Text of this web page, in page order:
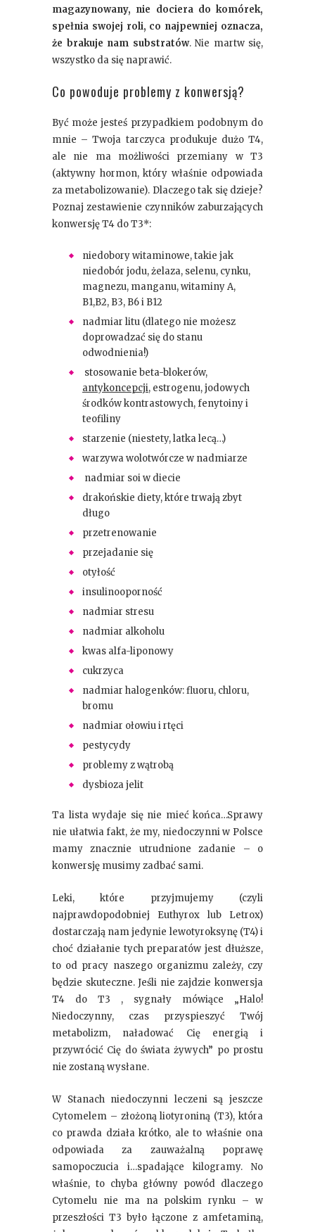
magazynowany, nie dociera do komórek,
spełnia swojej roli, co najpewniej oznacza,
że brakuje nam substratów. Nie martw się,
wszystko da się naprawić.
Co powoduje problemy z konwersją?
Być może jesteś przypadkiem podobnym do
mnie – Twoja tarczyca produkuje dużo T4,
ale nie ma możliwości przemiany w T3
(aktywny hormon, który właśnie odpowiada
za metabolizowanie). Dlaczego tak się dzieje?
Poznaj zestawienie czynników zaburzających
konwersję T4 do T3*:
niedobory witaminowe, takie jak
niedobór jodu, żelaza, selenu, cynku,
magnezu, manganu, witaminy A,
B1,B2, B3, B6 i B12
nadmiar litu (dlatego nie możesz
doprowadzać się do stanu
odwodnienia!)
stosowanie beta-blokerów,
antykoncepcji, estrogenu, jodowych
środków kontrastowych, fenytoiny i
teofiliny
starzenie (niestety, latka lecą…)
warzywa wolotwórcze w nadmiarze
nadmiar soi w diecie
drakońskie diety, które trwają zbyt
długo
przetrenowanie
przejadanie się
otyłość
insulinooporność
nadmiar stresu
nadmiar alkoholu
kwas alfa-liponowy
cukrzyca
nadmiar halogenków: fluoru, chloru,
bromu
nadmiar ołowiu i rtęci
pestycydy
problemy z wątrobą
dysbioza jelit
Ta lista wydaje się nie mieć końca…Sprawy
nie ułatwia fakt, że my, niedoczynni w Polsce
mamy znacznie utrudnione zadanie – o
konwersję musimy zadbać sami.
Leki, które przyjmujemy (czyli
najprawdopodobniej Euthyrox lub Letrox)
dostarczają nam jedynie lewotyroksynę (T4) i
choć działanie tych preparatów jest dłuższe,
to od pracy naszego organizmu zależy, czy
będzie skuteczne. Jeśli nie zajdzie konwersja
T4 do T3 , sygnały mówiące „Halo!
Niedoczynny, czas przyspieszyć Twój
metabolizm, naładować Cię energią i
przywrócić Cię do świata żywych” po prostu
nie zostaną wysłane.
W Stanach niedoczynni leczeni są jeszcze
Cytomelem – złożoną liotyroniną (T3), która
co prawda działa krótko, ale to właśnie ona
odpowiada za zauważalną poprawę
samopoczucia i…spadające kilogramy. No
właśnie, to chyba główny powód dlaczego
Cytomelu nie ma na polskim rynku – w
przeszłości T3 było łączone z amfetaminą,